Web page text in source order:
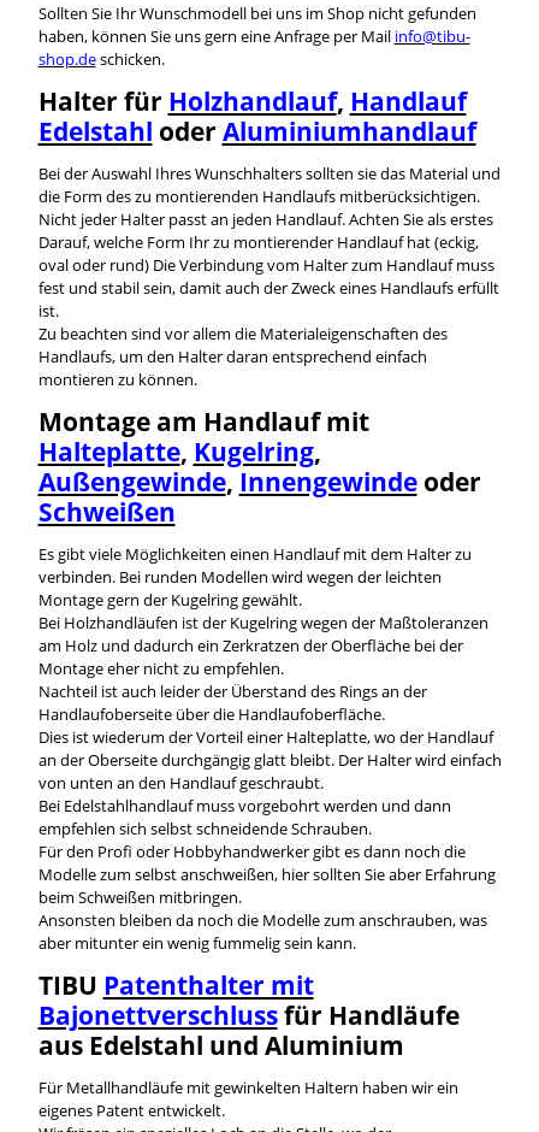
Sollten Sie Ihr Wunschmodell bei uns im Shop nicht gefunden
haben, können Sie uns gern eine Anfrage per Mail info@tibu-
shop.deschicken.
Halter für Holzhandlauf, Handlauf
Edelstahl oder Aluminiumhandlauf
Bei der Auswahl Ihres Wunschhalters sollten sie das Material und
die Form des zu montierenden Handlaufs mitberücksichtigen.
Nicht jeder Halter passt an jeden Handlauf. Achten Sie als erstes
Darauf, welche Form Ihr zu montierender Handlauf hat (eckig,
oval oder rund) Die Verbindung vom Halter zum Handlauf muss
fest und stabil sein, damit auch der Zweck eines Handlaufs erfüllt
ist.
Zu beachten sind vor allem die Materialeigenschaften des
Handlaufs, um den Halter daran entsprechend einfach
montieren zu können.
Montage am Handlauf mit
Halteplatte, Kugelring,
Außengewinde, Innengewindeoder
Schweißen
Es gibt viele Möglichkeiten einen Handlauf mit dem Halter zu
verbinden. Bei runden Modellen wird wegen der leichten
Montage gern der Kugelring gewählt.
Bei Holzhandläufen ist der Kugelring wegen der Maßtoleranzen
am Holz und dadurch ein Zerkratzen der Oberfläche bei der
Montage eher nicht zu empfehlen.
Nachteil ist auch leider der Überstand des Rings an der
Handlaufoberseite über die Handlaufoberfläche.
Dies ist wiederum der Vorteil einer Halteplatte, wo der Handlauf
an der Oberseite durchgängig glatt bleibt. Der Halter wird einfach
von unten an den Handlauf geschraubt.
Bei Edelstahlhandlauf muss vorgebohrt werden und dann
empfehlen sich selbst schneidende Schrauben.
Für den Profi oder Hobbyhandwerker gibt es dann noch die
Modelle zum selbst anschweißen, hier sollten Sie aber Erfahrung
beim Schweißen mitbringen.
Ansonsten bleiben da noch die Modelle zum anschrauben, was
aber mitunter ein wenig fummelig sein kann.
TIBU Patenthalter mit
Bajonettverschlussfür Handläufe
aus Edelstahl und Aluminium
Für Metallhandläufe mit gewinkelten Haltern haben wir ein
eigenes Patent entwickelt.